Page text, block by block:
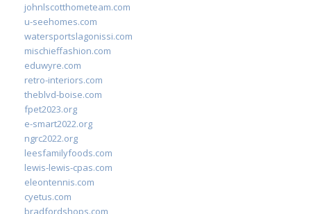
johnlscotthometeam.com
u-seehomes.com
watersportslagonissi.com
mischieffashion.com
eduwyre.com
retro-interiors.com
theblvd-boise.com
fpet2023.org
e-smart2022.org
ngrc2022.org
leesfamilyfoods.com
lewis-lewis-cpas.com
eleontennis.com
cyetus.com
bradfordshops.com